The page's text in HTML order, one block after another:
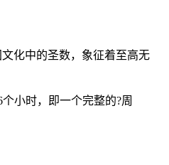
化中的圣数，象征着至高无
小时，即一个完整的?周